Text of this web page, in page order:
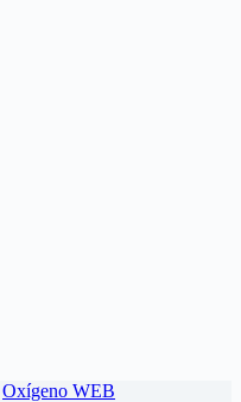
Oxígeno WEB